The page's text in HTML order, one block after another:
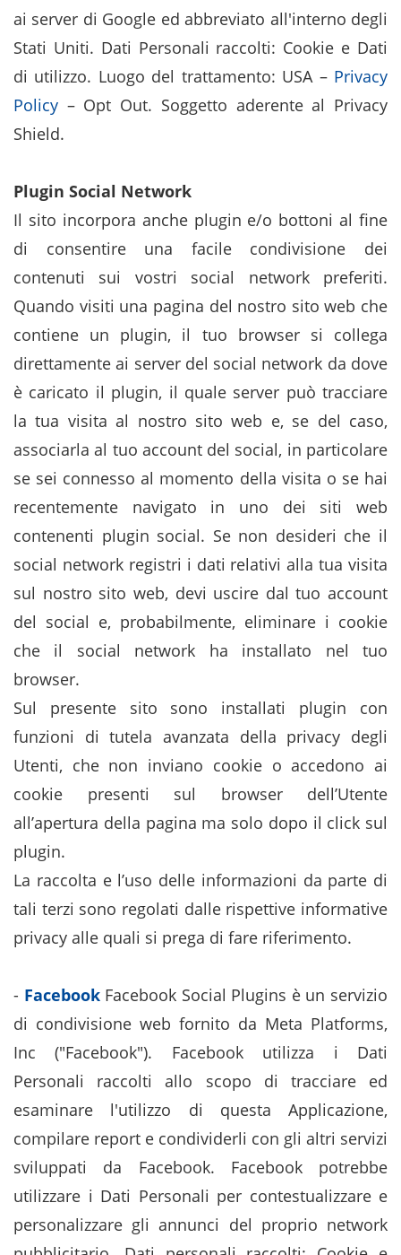
ai server di Google ed abbreviato all'interno degli
Stati Uniti. Dati Personali raccolti: Cookie e Dati
di utilizzo. Luogo del trattamento: USA – Privacy
Policy – Opt Out. Soggetto aderente al Privacy
Shield.
Plugin Social Network
Il sito incorpora anche plugin e/o bottoni al fine
di consentire una facile condivisione dei
contenuti sui vostri social network preferiti.
Quando visiti una pagina del nostro sito web che
contiene un plugin, il tuo browser si collega
direttamente ai server del social network da dove
è caricato il plugin, il quale server può tracciare
la tua visita al nostro sito web e, se del caso,
associarla al tuo account del social, in particolare
se sei connesso al momento della visita o se hai
recentemente navigato in uno dei siti web
contenenti plugin social. Se non desideri che il
social network registri i dati relativi alla tua visita
sul nostro sito web, devi uscire dal tuo account
del social e, probabilmente, eliminare i cookie
che il social network ha installato nel tuo
browser.
Sul presente sito sono installati plugin con
funzioni di tutela avanzata della privacy degli
Utenti, che non inviano cookie o accedono ai
cookie presenti sul browser dell’Utente
all’apertura della pagina ma solo dopo il click sul
plugin.
La raccolta e l’uso delle informazioni da parte di
tali terzi sono regolati dalle rispettive informative
privacy alle quali si prega di fare riferimento.
- FacebookFacebook Social Plugins è un servizio
di condivisione web fornito da Meta Platforms,
Inc ("Facebook"). Facebook utilizza i Dati
Personali raccolti allo scopo di tracciare ed
esaminare l'utilizzo di questa Applicazione,
compilare report e condividerli con gli altri servizi
sviluppati da Facebook. Facebook potrebbe
utilizzare i Dati Personali per contestualizzare e
personalizzare gli annunci del proprio network